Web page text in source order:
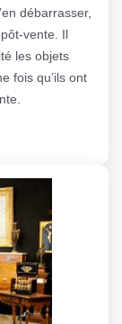
débarrasser,
vente. Il
les objets
fois qu’ils ont